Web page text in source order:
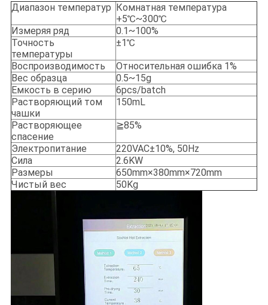
Диапазон температур
Комнатная температура
+5℃~300℃
Измеряя ряд
0.1~100%
Точность
температуры
±1℃
Воспроизводимость
Относительная ошибка 1%
Вес образца
0.5~15g
Емкость в серию
6pcs/batch
Растворяющий том
чашки
150mL
Растворяющее
спасение
≧85%
Электропитание
220VAC±10%, 50Hz
Сила
2.6KW
Размеры
650mm×380mm×720mm
Чистый вес
50Kg